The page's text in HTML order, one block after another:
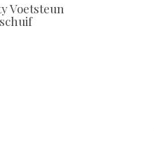
Voetsteun